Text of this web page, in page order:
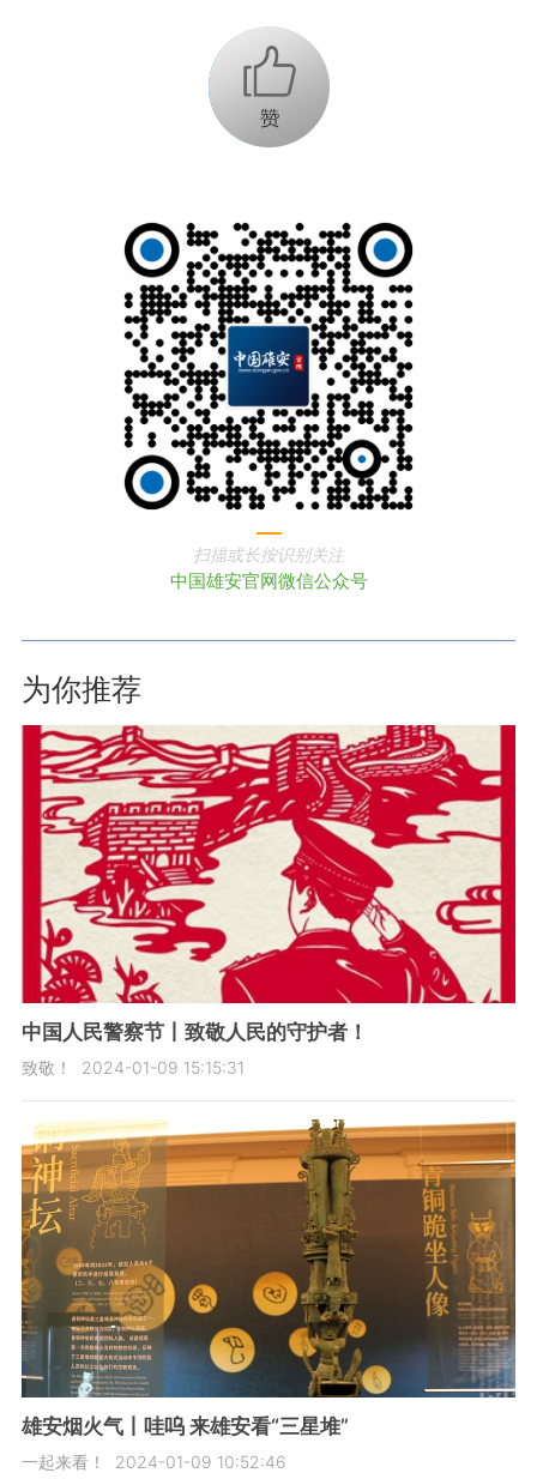
+1
扫描或长按识别关注
中国雄安官网微信公众号
为你推荐
中国人民警察节丨致敬人民的守护者！
致敬！ 2024-01-09 15:15:31
雄安烟火气丨哇呜 来雄安看“三星堆”
一起来看！ 2024-01-09 10:52:46